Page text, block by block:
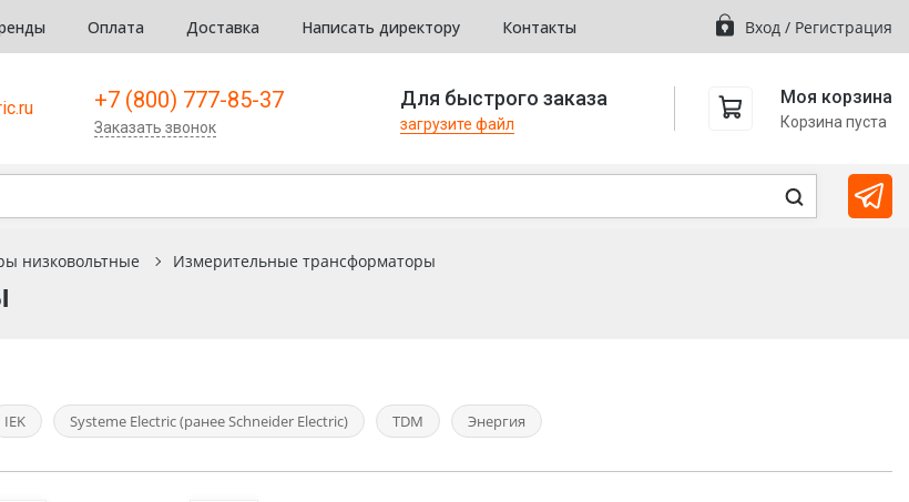
Оплата Доставка Написать директору Контакты Вход / Регистрация
+7 (800) 777-85-37
Заказать звонок
Для быстрого заказа
загрузите файл
Моя корзина
Корзина пуста
низковольтные Измерительные трансформаторы
IEK Systeme Electric (ранее Schneider Electric) TDM Энергия